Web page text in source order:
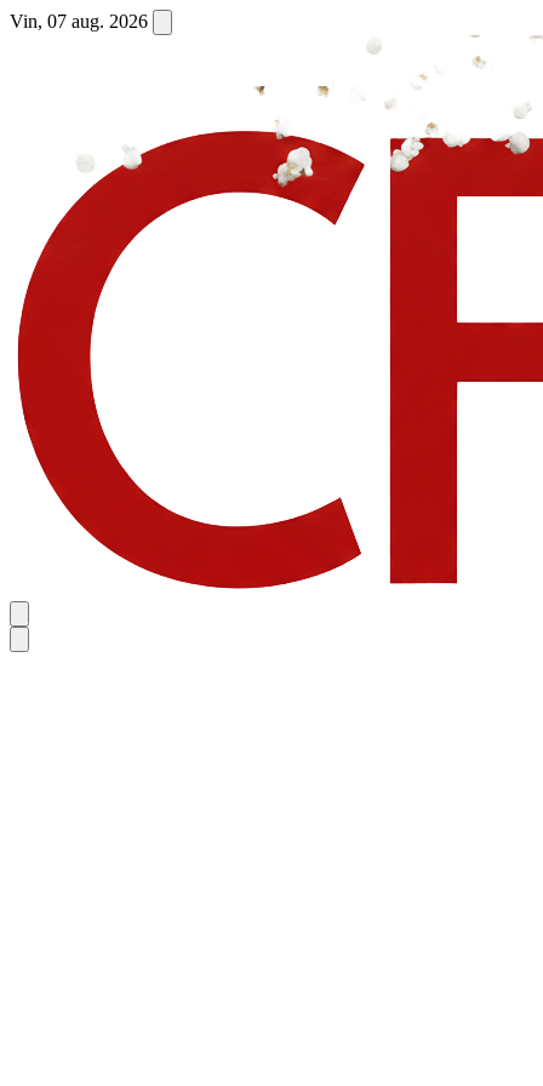
Vin, 07 aug. 2026